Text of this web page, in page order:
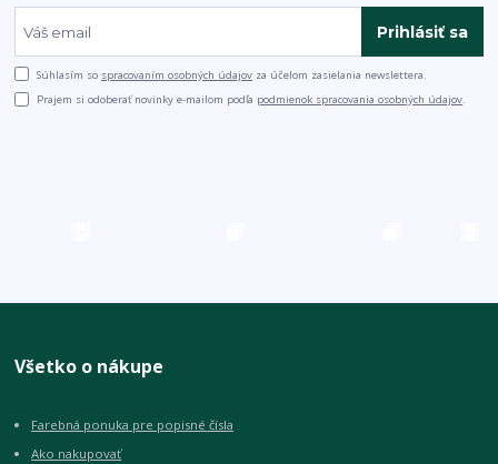
Prihlásiť sa
Súhlasím so spracovaním osobných údajov za účelom zasielania newslettera.
Prajem si odoberať novinky e-mailom podľa podmienok spracovania osobných údajov.
Všetko o nákupe
Farebná ponuka pre popisné čísla
Ako nakupovať